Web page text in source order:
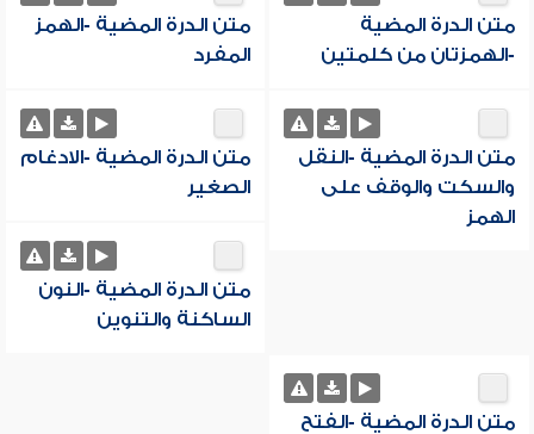
متن الدرة المضية
-الهمزتان من كلمتين
متن الدرة المضية -الهمز
المفرد
متن الدرة المضية -النقل
والسكت والوقف على
الهمز
متن الدرة المضية -الادغام
الصغير
متن الدرة المضية -النون
الساكنة والتنوين
متن الدرة المضية -الفتح